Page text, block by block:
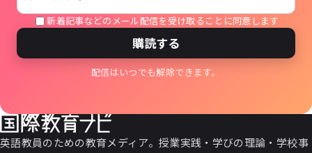
新着記事などのメール配信を受け取ることに同意します
購読する
配信はいつでも解除できます。
英語教員のための教育メディア。授業実践・学びの理論・学校事